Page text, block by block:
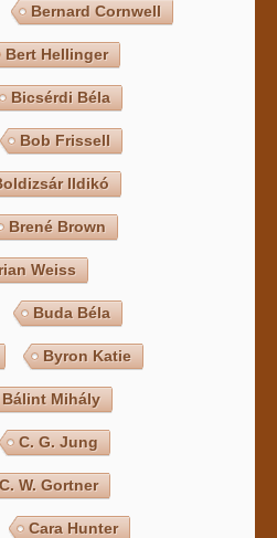
Bernard Cornwell
Bert Hellinger
Bicsérdi Béla
Bob Frissell
Ildikó
Brené Brown
Weiss
Buda Béla
Byron Katie
Bálint Mihály
C. G. Jung
C. W. Gortner
Cara Hunter